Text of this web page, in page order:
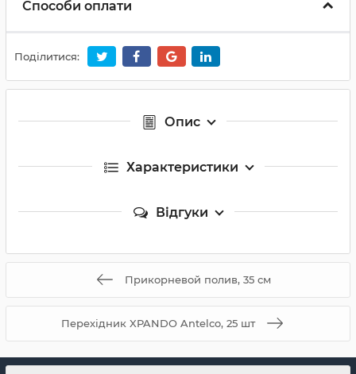
Способи оплати
Поділитися:
Опис
Характеристики
Відгуки
Прикорневой полив, 35 см
Перехідник XPANDO Antelco, 25 шт